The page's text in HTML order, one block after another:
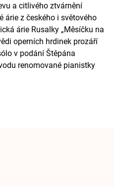
a citlivého ztvárnění
árie z českého i světového
árie Rusalky „Měsíčku na
operních hrdinek prozáří
v podání Štěpána
renomované pianistky